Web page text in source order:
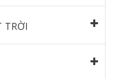
TRỜI